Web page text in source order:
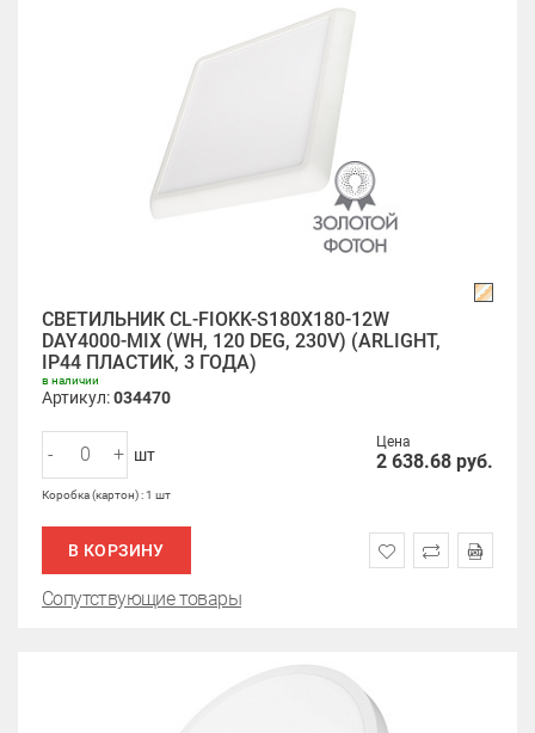
СВЕТИЛЬНИК CL-FIOKK-S180X180-12W
DAY4000-MIX (WH, 120 DEG, 230V) (ARLIGHT,
IP44 ПЛАСТИК, 3 ГОДА)
в наличии
Артикул:034470
Цена
2 638.68 руб.
- + шт
Коробка (картон) : 1 шт
В КОРЗИНУ
Сопутствующие товары